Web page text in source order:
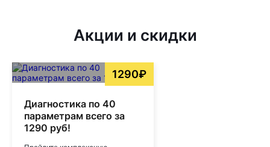
Акции и скидки
1290₽
Диагностика по 40
параметрам всего за
1290 руб!